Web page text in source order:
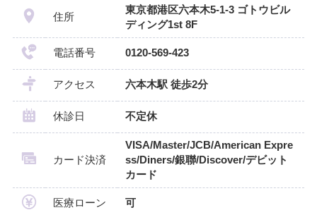
住所
東京都港区六本木5-1-3 ゴトウビル
ディング1st 8F
電話番号 0120-569-423
アクセス 六本木駅 徒歩2分
休診日 不定休
カード決済
VISA/Master/JCB/American Expre
ss/Diners/銀聯/Discover/デビット
カード
医療ローン 可